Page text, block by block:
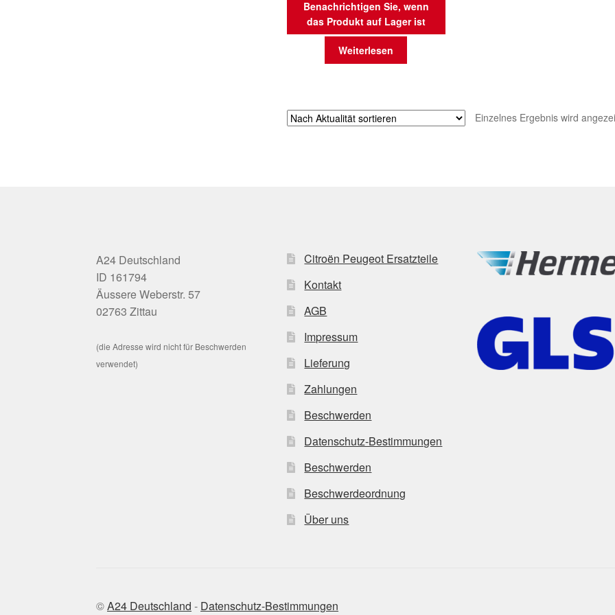
Benachrichtigen Sie, wenn
das Produkt auf Lager ist
Weiterlesen
Einzelnes Ergebnis wird
A24 Deutschland
ID 161794
Äussere Weberstr. 57
02763 Zittau
(die Adresse wird nicht für Beschwerden
verwendet)
Citroën Peugeot Ersatzteile
Kontakt
AGB
Impressum
Lieferung
Zahlungen
Beschwerden
Datenschutz-Bestimmungen
Beschwerden
Beschwerdeordnung
Über uns
©A24 Deutschland - Datenschutz-Bestimmungen